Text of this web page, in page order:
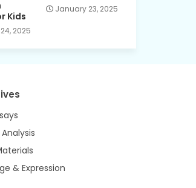
Kids
2025
January 23, 2025
& Expression